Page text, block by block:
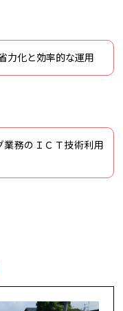
力化と効率的な運用
務のＩＣＴ技術利用